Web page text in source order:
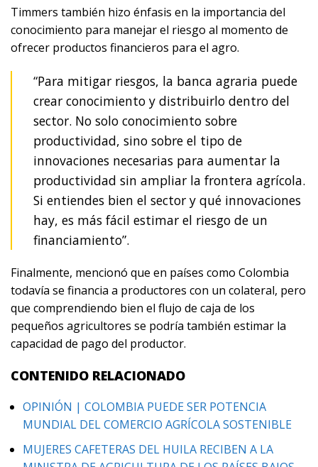
Timmers también hizo énfasis en la importancia del
conocimiento para manejar el riesgo al momento de
ofrecer productos financieros para el agro.
“Para mitigar riesgos, la banca agraria puede
crear conocimiento y distribuirlo dentro del
sector. No solo conocimiento sobre
productividad, sino sobre el tipo de
innovaciones necesarias para aumentar la
productividad sin ampliar la frontera agrícola.
Si entiendes bien el sector y qué innovaciones
hay, es más fácil estimar el riesgo de un
financiamiento”.
Finalmente, mencionó que en países como Colombia
todavía se financia a productores con un colateral, pero
que comprendiendo bien el flujo de caja de los
pequeños agricultores se podría también estimar la
capacidad de pago del productor.
CONTENIDO RELACIONADO
OPINIÓN | COLOMBIA PUEDE SER POTENCIA
MUNDIAL DEL COMERCIO AGRÍCOLA SOSTENIBLE
MUJERES CAFETERAS DEL HUILA RECIBEN A LA